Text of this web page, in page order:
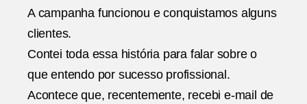
A campanha funcionou e conquistamos alguns
clientes.
Contei toda essa história para falar sobre o
que entendo por sucesso profissional.
Acontece que, recentemente, recebi e-mail de